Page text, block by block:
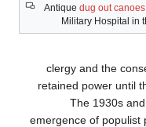
Antique
clergy
retained
emergence